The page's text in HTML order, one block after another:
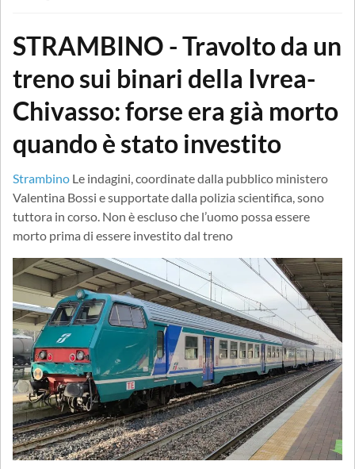
STRAMBINO - Travolto da un
treno sui binari della Ivrea-
Chivasso: forse era già morto
quando è stato investito
Strambino Le indagini, coordinate dalla pubblico ministero
Valentina Bossi e supportate dalla polizia scientifica, sono
tuttora in corso. Non è escluso che l’uomo possa essere
morto prima di essere investito dal treno